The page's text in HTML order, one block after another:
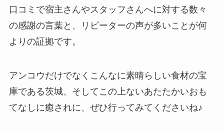
口コミで宿主さんやスタッフさんへに対する数々
の感謝の言葉と、リピーターの声が多いことが何
よりの証拠です。
アンコウだけでなくこんなに素晴らしい食材の宝
庫である茨城、そしてこの上ないあたたかいおも
てなしに癒されに、ぜひ行ってみてくださいね♪